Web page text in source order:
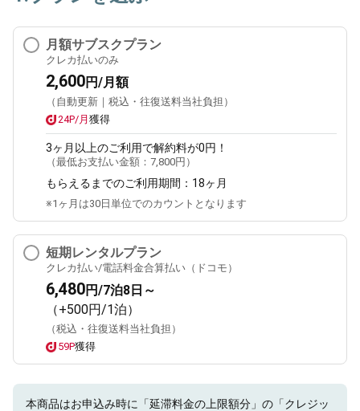
月額サブスクプラン
クレカ払いのみ
2,600円/月額
（自動更新｜税込・往復送料当社負担）
24P/月 獲得
3ヶ月 以上のご利用で解約料が0円！
（最低お支払い金額： 7,800円 ）
もらえるまでのご利用期間： 18ヶ月
※1ヶ月は30日単位でのカウントとなります
短期レンタルプラン
クレカ払い/電話料金合算払い（ドコモ）
6,480円/7泊8日～
（+500円/1泊）
（税込・往復送料当社負担）
59P獲得
本商品はお申込み時に「延滞料金の上限額分」の「クレジッ